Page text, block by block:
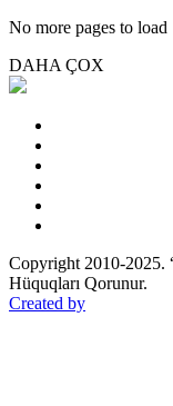
No more pages to load
DAHA ÇOX
Copyright 2010-2025.
Hüquqları Qorunur.
Created by